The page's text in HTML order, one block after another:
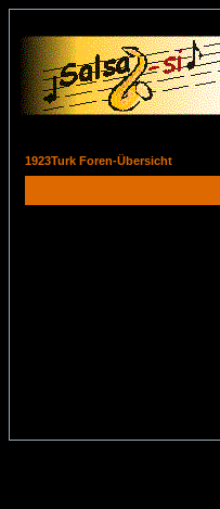
1923Turk Foren-Übersicht